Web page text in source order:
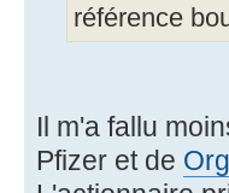
référence
Il m'a fallu
Pfizer et de